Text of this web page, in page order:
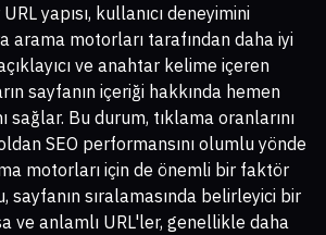
yapısı, kullanıcı deneyimini
arama motorları tarafından daha iyi
ve anahtar kelime içeren
sayfanın içeriği hakkında hemen
sağlar. Bu durum, tıklama oranlarını
SEO performansını olumlu yönde
motorları için de önemli bir faktör
sayfanın sıralamasında belirleyici bir
ve anlamlı URL'ler, genellikle daha